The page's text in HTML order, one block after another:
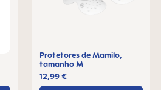
Protetores de Mamilo,
tamanho M
12,99 €